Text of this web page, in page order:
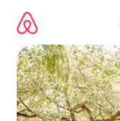
directement
contenu